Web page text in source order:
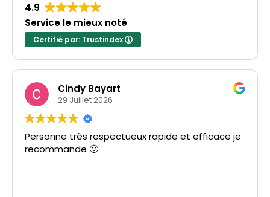
4.9
Service le mieux noté
Certifié par: Trustindex
Cindy Bayart
29 Juillet 2026
Personne très respectueux rapide et efficace je
recommande 🙂